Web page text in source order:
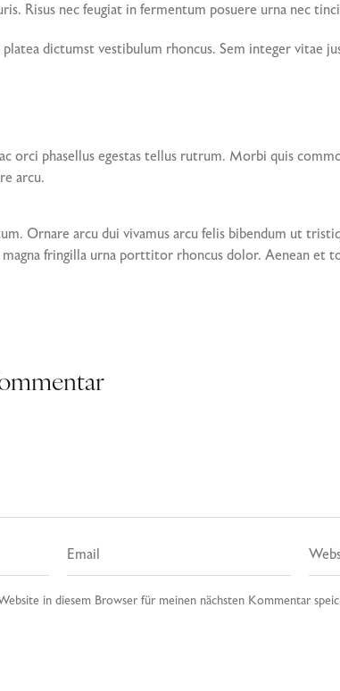
Risus nec feugiat in fermentum posuere urna nec
dictumst vestibulum rhoncus. Sem integer vitae
orci phasellus egestas tellus rutrum. Morbi quis
arcu.
Ornare arcu dui vivamus arcu felis bibendum ut
fringilla urna porttitor rhoncus dolor. Aenean et
in diesem Browser für meinen nächsten Kommentar